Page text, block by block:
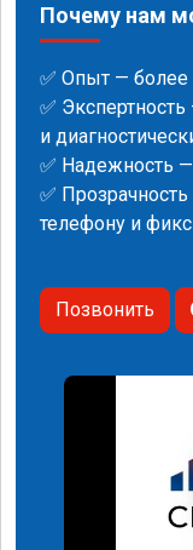
Почему нам
✅ Опыт — более
✅
и
✅ Надежность
✅
телефону и
Позвонить